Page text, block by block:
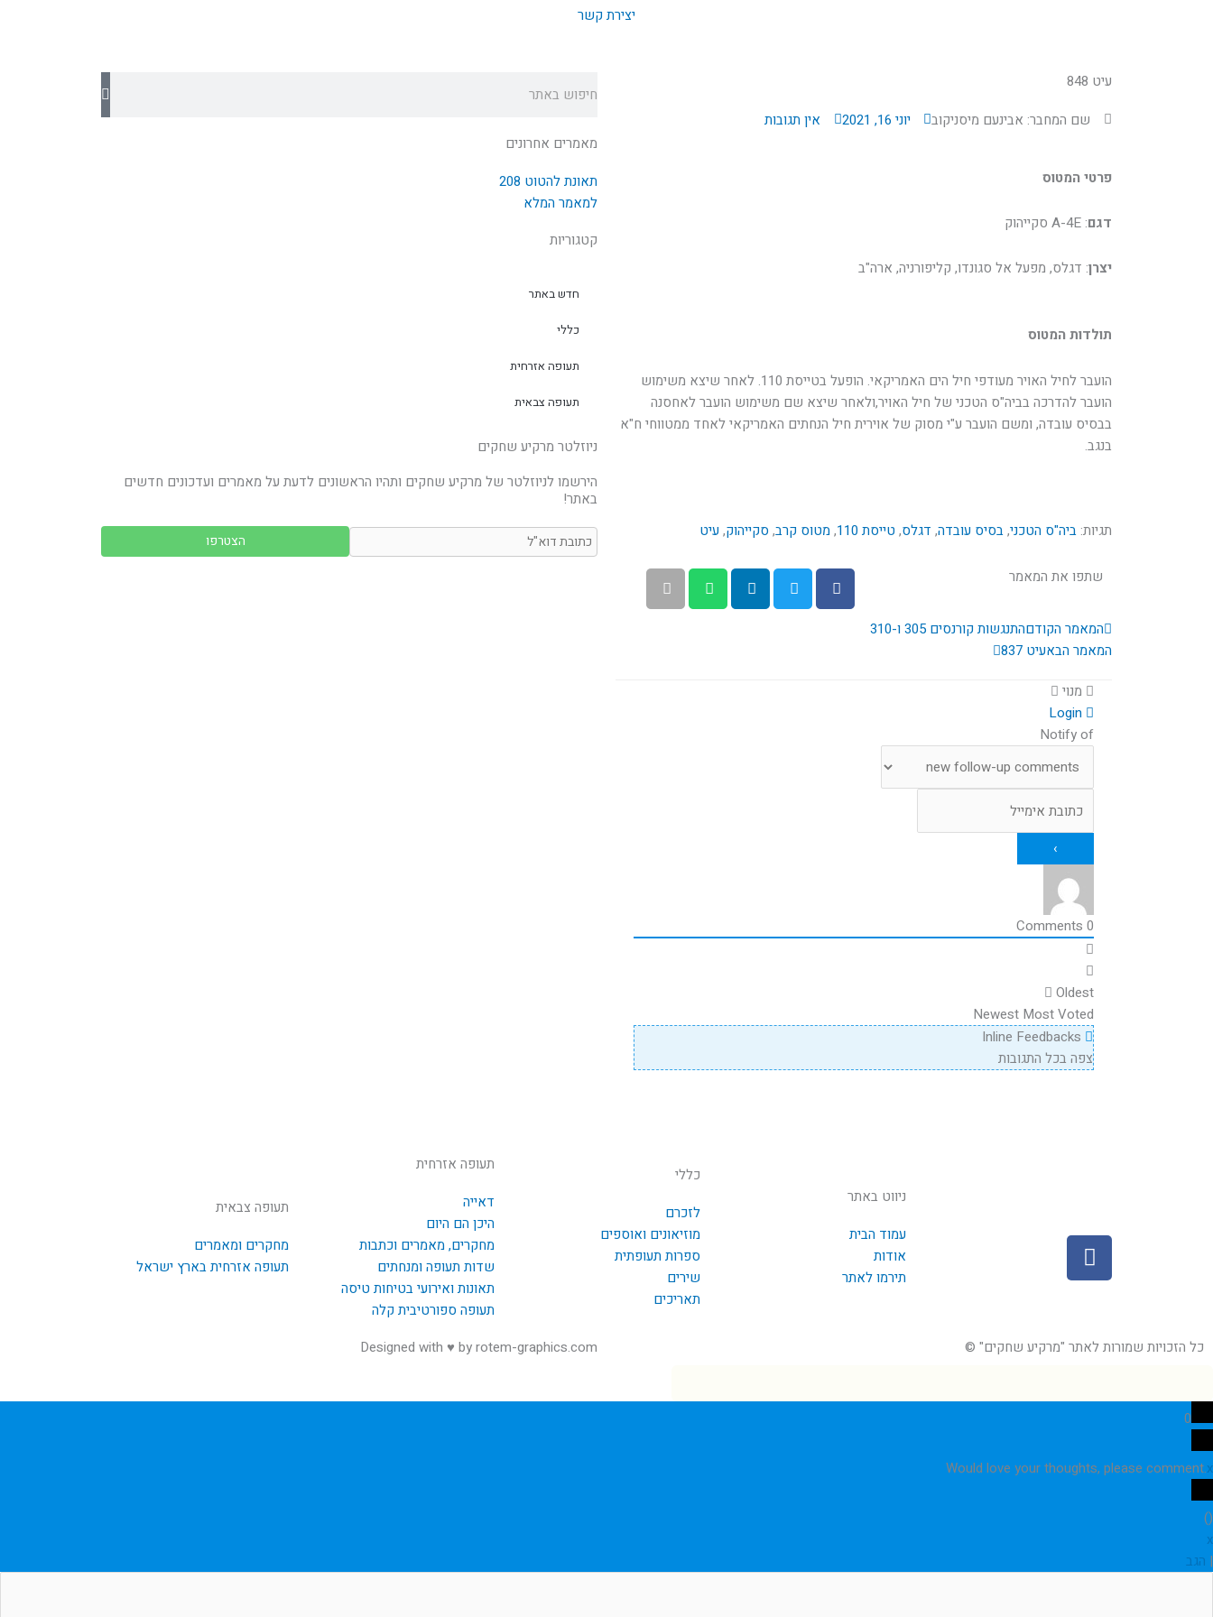
יצירת קשר
עיט 848
שם המחבר: אבינעם מיסניקוב
יוני 16, 2021 אין תגובות
פרטי המטוס
דגם: A-4E סקייהוק
יצרן: דגלס, מפעל אל סגונדו, קליפורניה, ארה"ב
תולדות המטוס
הועבר לחיל האויר מעודפי חיל הים האמריקאי. הופעל בטייסת 110. לאחר שיצא משימוש
הועבר להדרכה בביה"ס הטכני של חיל האויר,ולאחר שיצא שם משימוש הועבר לאחסנה
בבסיס עובדה, ומשם הועבר ע"י מסוק של אוירית חיל הנחתים האמריקאי לאחד ממטווחי ח"א
בנגב.
תגיות: ביה"ס הטכני,בסיס עובדה, דגלס, טייסת 110 ,מטוס קרב, סקייהוק,עיט
שתפו את המאמר
קודם
המאמר הקודםהתנגשות קורנסים 305 ו-310
המאמר הבאעיט 837
הבא
מנוי
Notify of
0
Oldest
Newest Most Voted
צפה בכל התגובות
מאמרים אחרונים
תאונת להטוט 208
למאמר המלא
קטגוריות
חדש באתר
כללי
תעופה אזרחית
תעופה צבאית
ניוזלטר מרקיע שחקים
הירשמו לניוזלטר של מרקיע שחקים ותהיו הראשונים לדעת על מאמרים ועדכונים חדשים
באתר!
F
a
c
b
o
k
ניווט באתר
עמוד הבית
אודות
תירמו לאתר
כללי
לזכרם
מוזיאונים ואוספים
ספרות תעופתית
שירים
תאריכים
תעופה אזרחית
דאייה
היכן הם היום
מחקרים, מאמרים וכתבות
שדות תעופה ומנחתים
תאונות ואירועי בטיחות טיסה
תעופה ספורטיבית קלה
תעופה צבאית
מחקרים ומאמרים
תעופה אזרחית בארץ ישראל
כל הזכויות שמורות לאתר "מרקיע שחקים" © Designed with ♥ by rotem-graphics.com
0
Would love your thoughts, please comment.x
(
)
x
| הגב